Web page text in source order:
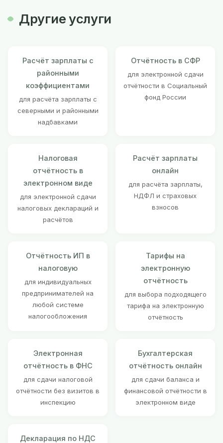
Другие услуги
Расчёт зарплаты с
районными
коэффициентами
для расчёта зарплаты с
северными и районными
надбавками
Отчётность в СФР
для электронной сдачи
отчётности в Социальный
фонд России
Налоговая
отчётность в
электронном виде
для электронной сдачи
налоговых деклараций и
расчётов
Расчёт зарплаты
онлайн
для расчёта зарплаты,
НДФЛ и страховых
взносов
Отчётность ИП в
налоговую
для индивидуальных
предпринимателей на
любой системе
налогообложения
Тарифы на
электронную
отчётность
для выбора подходящего
тарифа на электронную
отчётность
Электронная
отчётность в ФНС
для сдачи налоговой
отчётности без визитов в
инспекцию
Бухгалтерская
отчётность онлайн
для сдачи баланса и
финансовой отчётности в
электронном виде
Декларация по НДС